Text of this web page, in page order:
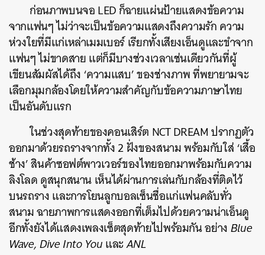
ก่อนภาพบนจอ LED ก็ฉายแผ่นป้ายแสดงข้อความ
จากแฟนๆ ไม่ว่าจะเป็นข้อความแสดงถึงความรัก ความ
ห่วงใยที่มีแก่เหล่าเมมเบอร์ เรียกทั้งเสียงเอ็นดูและขำจาก
แฟนๆ ไม่ขาดสาย แต่ก็มีบางช่วงเวลาเช่นเดียวกันที่ผู้
เขียนสัมผัสได้ถึง ‘ความแสบ’ ของช่างภาพ ที่พยายามจะ
เลือกมุมกล้องโดยให้ความสำคัญกับข้อความภาษาไทย
เป็นอันดับแรก
ในช่วงสุดท้ายของคอนเสิร์ต NCT DREAM ปรากฏตัว
ออกมาด้วยรถรางจากทั้ง 2 ฝั่งของสนาม พร้อมกับใส่ ‘เสื้อ
ช้าง’ สินค้าซอฟต์พาวเวอร์ของไทยออกมาพร้อมกับความ
ลิงโลด ดูสนุกสนาน เห็นได้ผ่านการเล่นกับกล้องที่ติดไว้
บนรถราง และการโยนลูกบอลเซ็นชื่อแก่แฟนคลับทั่ว
สนาม ฉายภาพการแสดงออกที่เต็มไปด้วยความน่าเอ็นดู
อีกทั้งยังได้แสดงเพลงเซ็ตสุดท้ายไปพร้อมกัน อย่างBlue
Wave, Dive Into YouและANL